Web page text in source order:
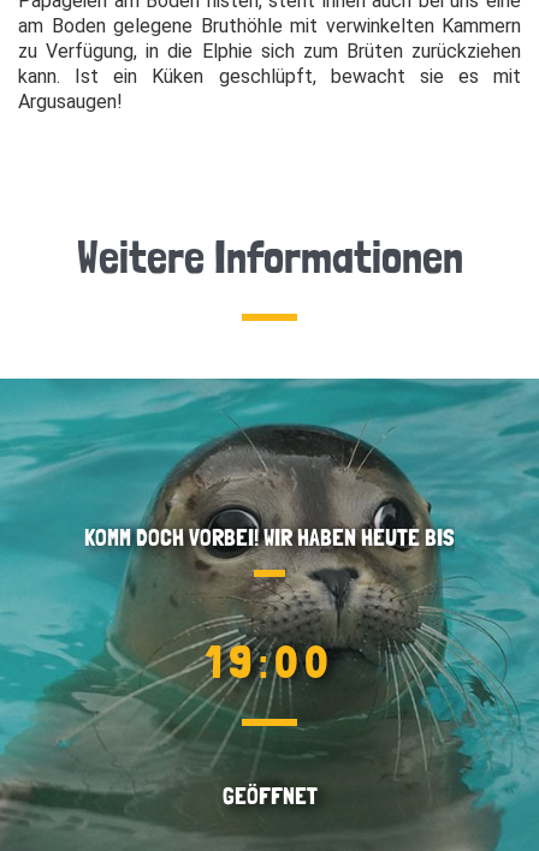
am Boden gelegene Bruthöhle mit verwinkelten Kammern
zu Verfügung, in die Elphie sich zum Brüten zurückziehen
kann. Ist ein Küken geschlüpft, bewacht sie es mit
Argusaugen!
Weitere Informationen
KOMM DOCH VORBEI! WIR HABEN HEUTE BIS
19:00
GEÖFFNET